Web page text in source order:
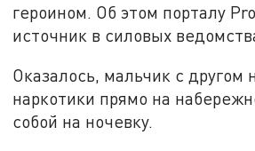
героином. Об этом порталу
источник в силовых
Оказалось, мальчик с другом
наркотики прямо на
собой на ночевку.